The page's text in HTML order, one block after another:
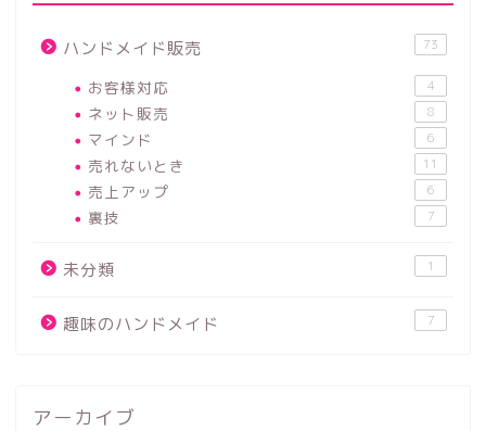
ハンドメイド販売 73
お客様対応 4
ネット販売 8
マインド 6
売れないとき 11
売上アップ 6
裏技 7
未分類 1
趣味のハンドメイド 7
アーカイブ